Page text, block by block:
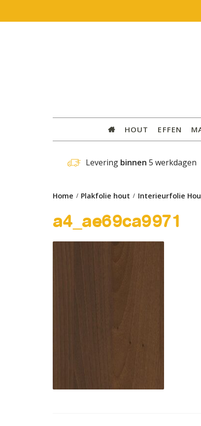
HOUT EFFEN
Levering binnen 5 werkdagen
Home Plakfolie hout Interieurfolie
a4_ae69ca9971